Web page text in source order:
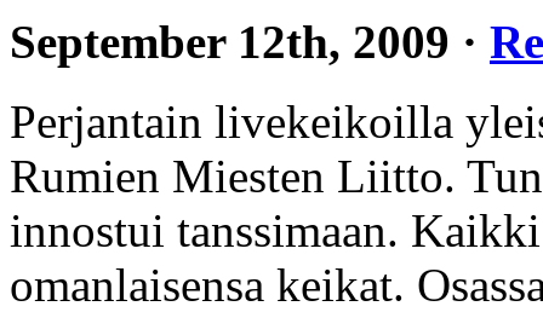
September 12th, 2009 ·
Perjantain livekeikoilla
Rumien Miesten Liitto.
innostui tanssimaan.
omanlaisensa keikat.